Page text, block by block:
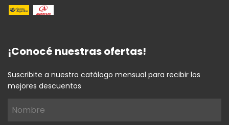
¡Conocé nuestras ofertas!
Suscribite a nuestro catálogo mensual para recibir los
mejores descuentos